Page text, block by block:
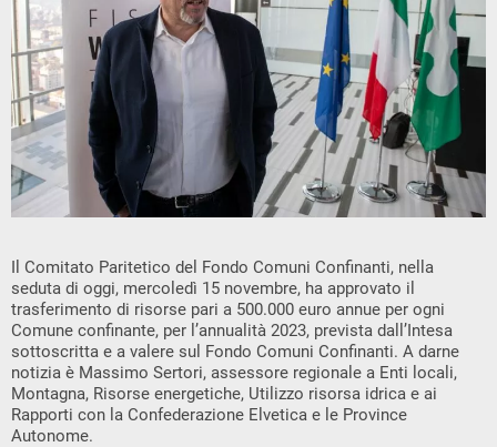
Il Comitato Paritetico del Fondo Comuni Confinanti, nella
seduta di oggi, mercoledì 15 novembre, ha approvato il
trasferimento di risorse pari a 500.000 euro annue per ogni
Comune confinante, per l’annualità 2023, prevista dall’Intesa
sottoscritta e a valere sul Fondo Comuni Confinanti. A darne
notizia è Massimo Sertori, assessore regionale a Enti locali,
Montagna, Risorse energetiche, Utilizzo risorsa idrica e ai
Rapporti con la Confederazione Elvetica e le Province
Autonome.